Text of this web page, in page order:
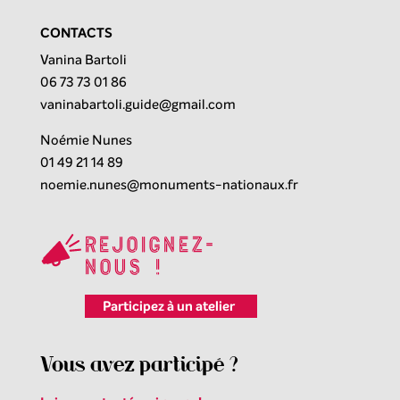
CONTACTS
Vanina Bartoli
06 73 73 01 86
vaninabartoli.guide@gmail.com
Noémie Nunes
01 49 21 14 89
noemie.nunes@monuments-nationaux.fr
Rejoignez-
nous !
Participez à un atelier
Vous avez participé ?